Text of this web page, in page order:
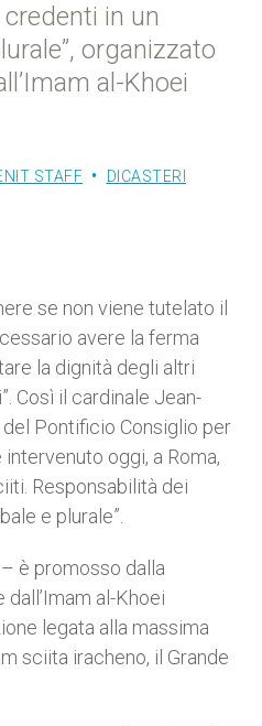
in un
organizzato
al-Khoei
STAFF DICASTERI
se non viene tutelato il
avere la ferma
la dignità degli altri
Così il cardinale Jean-
Pontificio Consiglio per
oggi, a Roma,
Responsabilità dei
e plurale”.
è promosso dalla
dall’Imam al-Khoei
legata alla massima
sciita iracheno, il Grande